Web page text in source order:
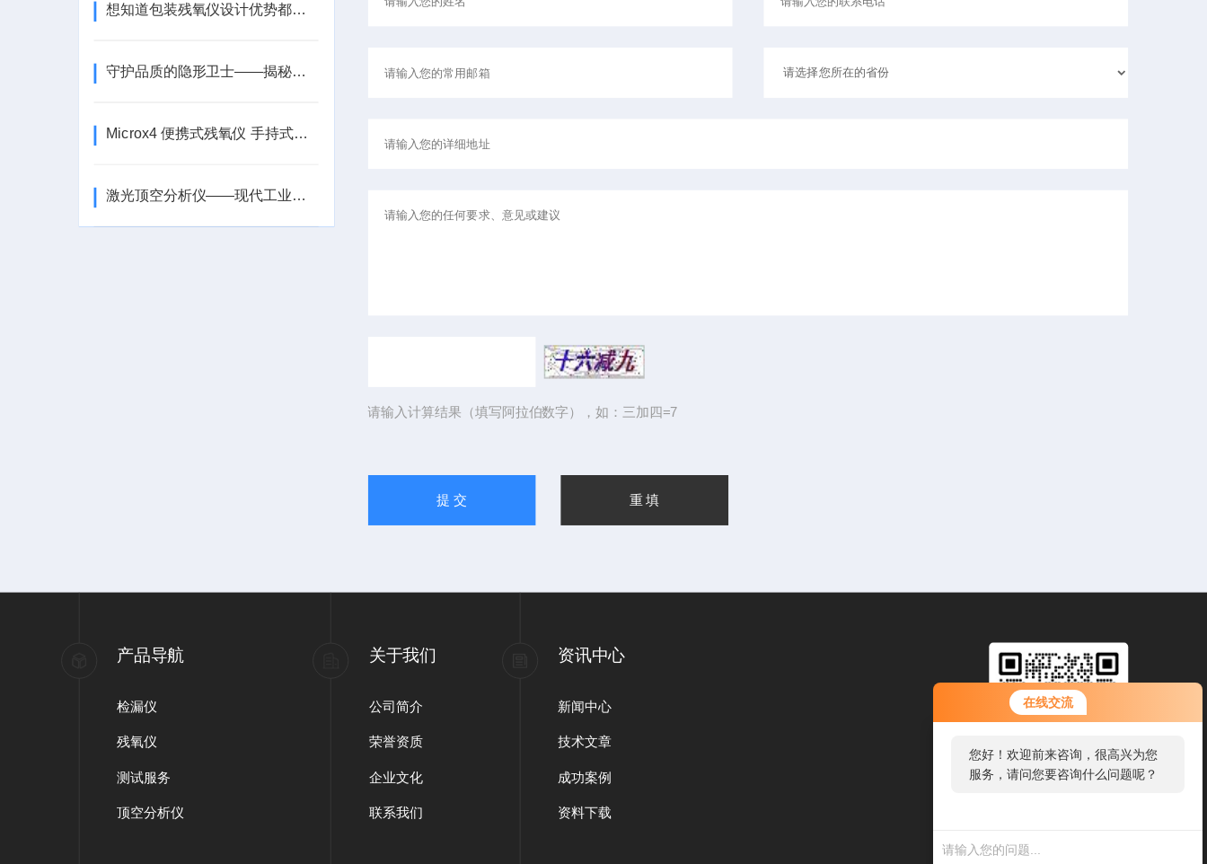
在线交流
您好！欢迎前来咨询，很高兴为您
服务，请问您要咨询什么问题呢？
想知道包装残氧仪设计优势都有什么吗？只要看本文就行
守护品质的隐形卫士——揭秘包装密封检测仪的科技魅力
Microx4 便携式残氧仪 手持式荧光法顶空分析仪
激光顶空分析仪——现代工业中的气体检测利器
请输入计算结果（填写阿拉伯数字），如：三加四=7
产品导航
检漏仪
残氧仪
测试服务
顶空分析仪
关于我们
公司简介
荣誉资质
企业文化
联系我们
资讯中心
新闻中心
技术文章
成功案例
资料下载